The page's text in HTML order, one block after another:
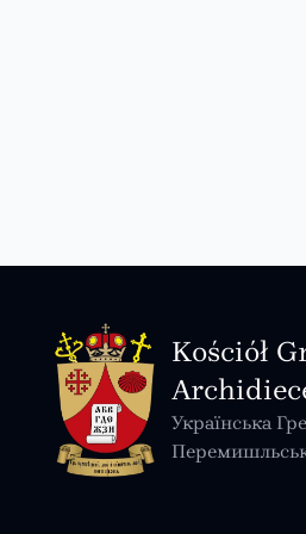
Kościół
Українська